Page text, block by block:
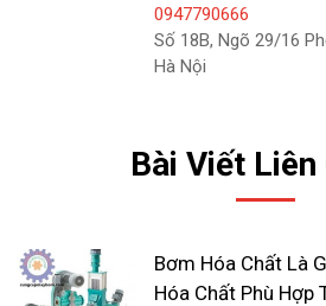
quan tâm lớn với nhiều loại máy
Các axit như axit sulfuric và
nhau là clo, dung dịch kiềm và
để chọn một máy bơm được
Vật liệu chế tạo máy bơm có
0947790666
Số 18B, Ngõ 29/16
Hà Nội
Bài Viết Liên
Bơm Hóa Chất Là
Hóa Chất Phù Hợp